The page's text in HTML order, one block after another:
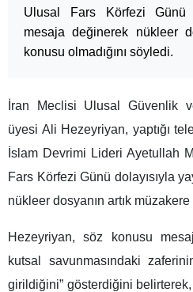
Ulusal Fars Körfezi Günü
mesaja değinerek nükleer
konusu olmadığını söyledi.
İran Meclisi Ulusal Güvenlik
üyesi Ali Hezeyriyan, yaptığı
İslam Devrimi Lideri Ayetullah
Fars Körfezi Günü dolayısıyla
nükleer dosyanın artık
Hezeyriyan, söz konusu
kutsal savunmasındaki
girildiğini” gösterdiğini